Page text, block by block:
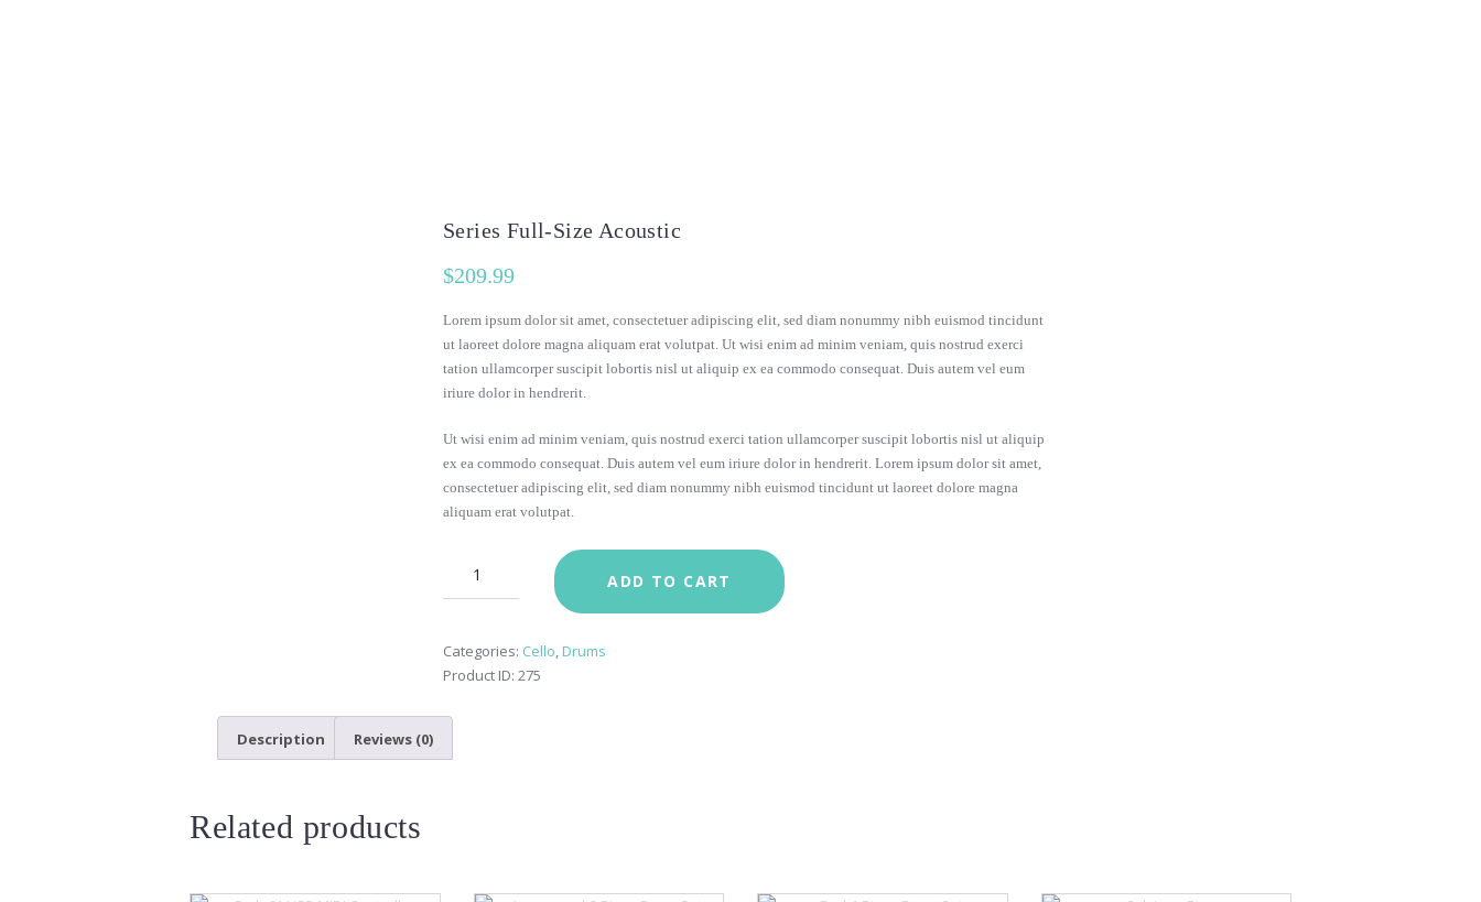
Series Full-Size Acoustic
$209.99
Lorem ipsum dolor sit amet, consectetuer adipiscing elit, sed diam nonummy nibh euismod tincidunt
ut laoreet dolore magna aliquam erat volutpat. Ut wisi enim ad minim veniam, quis nostrud exerci
tation ullamcorper suscipit lobortis nisl ut aliquip ex ea commodo consequat. Duis autem vel eum
iriure dolor in hendrerit.
Ut wisi enim ad minim veniam, quis nostrud exerci tation ullamcorper suscipit lobortis nisl ut aliquip
ex ea commodo consequat. Duis autem vel eum iriure dolor in hendrerit. Lorem ipsum dolor sit amet,
consectetuer adipiscing elit, sed diam nonummy nibh euismod tincidunt ut laoreet dolore magna
aliquam erat volutpat.
ADD TO CART
Categories: Cello,Drums
Product ID: 275
Description Reviews (0)
Related products